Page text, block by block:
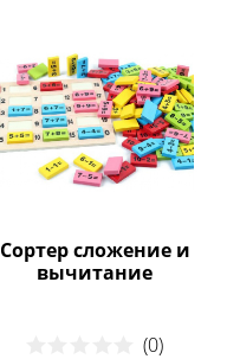
Сортер сложение и
вычитание
(0)